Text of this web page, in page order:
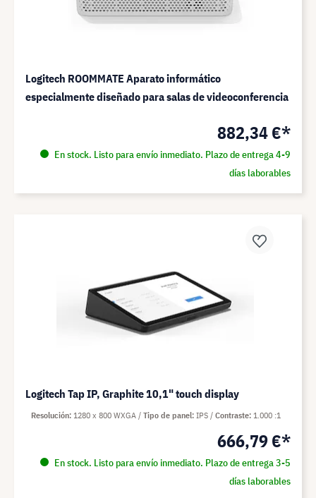
Logitech ROOMMATE Aparato informático
especialmente diseñado para salas de videoconferencia
882,34 €*
En stock. Listo para envío inmediato. Plazo de entrega 4-9
días laborables
Logitech Tap IP, Graphite 10,1" touch display
666,79 €*
En stock. Listo para envío inmediato. Plazo de entrega 3-5
días laborables
Resolución 1280 x 800 WXGA Tipo de panel IPS Contraste 1.000 :1